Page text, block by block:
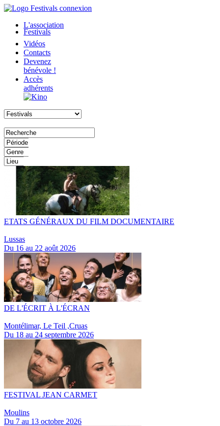
L'association
Festivals
Vidéos
Contacts
Devenez
bénévole !
Accès
adhérents
ETATS GÉNÉRAUX DU FILM DOCUMENTAIRE
Lussas
Du 16 au 22 août 2026
DE L'ÉCRIT À L'ÉCRAN
Montélimar, Le Teil ,Cruas
Du 18 au 24 septembre 2026
FESTIVAL JEAN CARMET
Moulins
Du 7 au 13 octobre 2026